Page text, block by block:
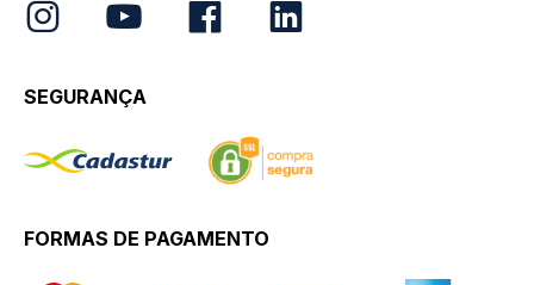
SEGURANÇA
FORMAS DE PAGAMENTO